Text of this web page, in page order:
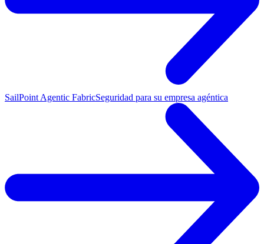
SailPoint Agentic FabricSeguridad para su empresa agéntica